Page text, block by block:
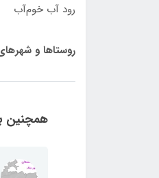
رود آب خوم‌آب
روستاها و شهرهای
همچنین